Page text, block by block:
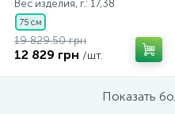
Вес изделия, г.: 17,38
75 см
19 829.50 грн
12 829 грн /шт.
Показать